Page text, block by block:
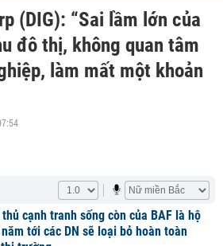
(DIG): “Sai lầm lớn của
đô thị, không quan tâm
làm mất một khoản
cạnh tranh sống còn của BAF là hộ
tới các DN sẽ loại bỏ hoàn toàn